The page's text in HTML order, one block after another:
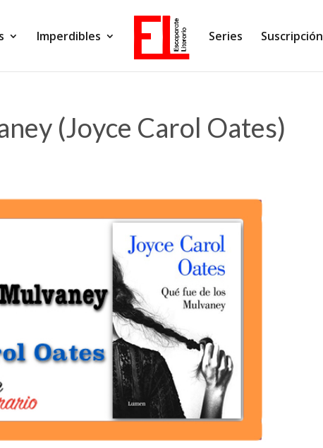
Imperdibles Series Suscripción
(Joyce Carol Oates)